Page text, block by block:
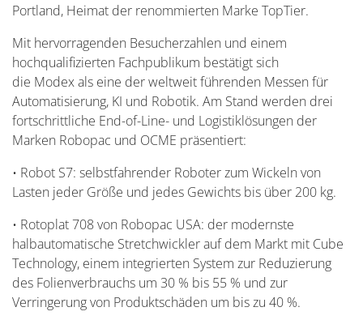
Portland, Heimat der renommierten Marke TopTier.
Mit hervorragenden Besucherzahlen und einem
hochqualifizierten Fachpublikum bestätigt sich
die Modexals eine der weltweit führenden Messen für
Automatisierung, KI und Robotik. Am Stand werden drei
fortschrittliche End-of-Line- und Logistiklösungen der
Marken Robopac und OCME präsentiert:
• Robot S7: selbstfahrender Roboter zum Wickeln von
Lasten jeder Größe und jedes Gewichts bis über 200 kg.
• Rotoplat708 von Robopac USA: der modernste
halbautomatische Stretchwicklerauf dem Markt mit Cube
Technology, einem integrierten System zur Reduzierung
des Folienverbrauchs um 30 % bis 55 % und zur
Verringerung von Produktschäden um bis zu 40 %.